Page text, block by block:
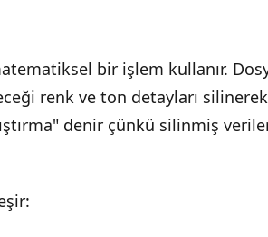
bir işlem kullanır.
renk ve ton detayları
denir çünkü silinmiş